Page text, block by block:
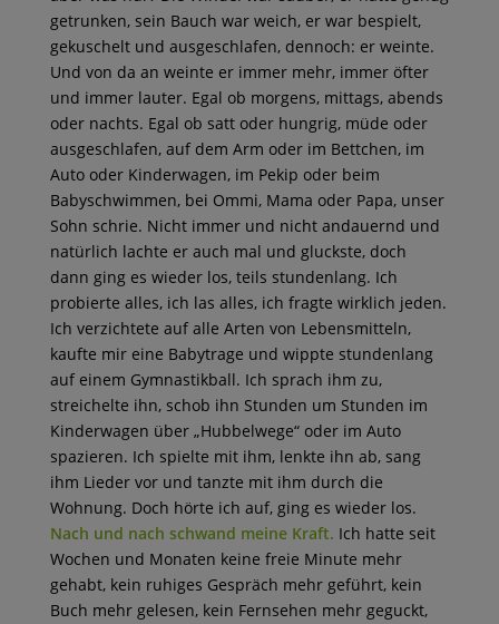
getrunken, sein Bauch war weich, er war bespielt,
gekuschelt und ausgeschlafen, dennoch: er weinte.
Und von da an weinte er immer mehr, immer öfter
und immer lauter. Egal ob morgens, mittags, abends
oder nachts. Egal ob satt oder hungrig, müde oder
ausgeschlafen, auf dem Arm oder im Bettchen, im
Auto oder Kinderwagen, im Pekip oder beim
Babyschwimmen, bei Ommi, Mama oder Papa, unser
Sohn schrie. Nicht immer und nicht andauernd und
natürlich lachte er auch mal und gluckste, doch
dann ging es wieder los, teils stundenlang. Ich
probierte alles, ich las alles, ich fragte wirklich jeden.
Ich verzichtete auf alle Arten von Lebensmitteln,
kaufte mir eine Babytrage und wippte stundenlang
auf einem Gymnastikball. Ich sprach ihm zu,
streichelte ihn, schob ihn Stunden um Stunden im
Kinderwagen über „Hubbelwege“ oder im Auto
spazieren. Ich spielte mit ihm, lenkte ihn ab, sang
ihm Lieder vor und tanzte mit ihm durch die
Wohnung. Doch hörte ich auf, ging es wieder los.
Nach und nach schwand meine Kraft. Ich hatte seit
Wochen und Monaten keine freie Minute mehr
gehabt, kein ruhiges Gespräch mehr geführt, kein
Buch mehr gelesen, kein Fernsehen mehr geguckt,